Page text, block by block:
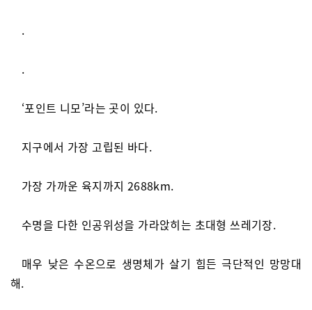
.
.
‘포인트 니모’라는 곳이 있다.
지구에서 가장 고립된 바다.
가장 가까운 육지까지 2688km.
수명을 다한 인공위성을 가라앉히는 초대형 쓰레기장.
매우 낮은 수온으로 생명체가 살기 힘든 극단적인 망망대
해.